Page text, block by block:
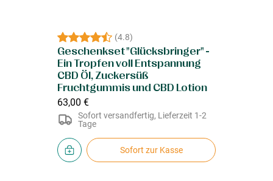
(4.8)
Geschenkset "Glücksbringer" -
Ein Tropfen voll Entspannung
CBD Öl, Zuckersüß
Fruchtgummis und CBD Lotion
63,00 €
Sofort versandfertig, Lieferzeit 1-2
Tage
Sofort zur Kasse